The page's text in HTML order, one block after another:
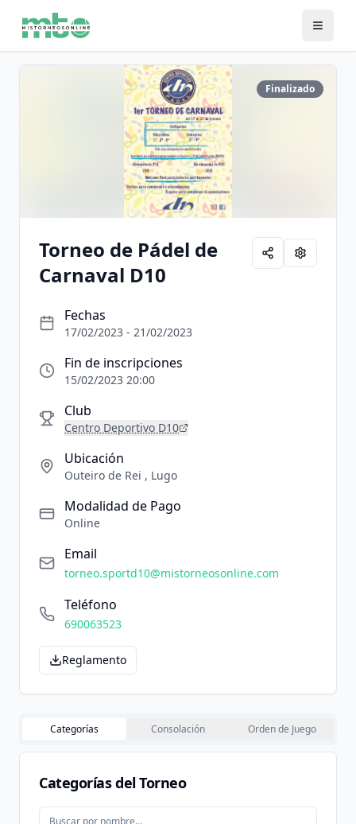
Finalizado
Torneo de Pádel de
Carnaval D10
Fechas
17/02/2023 - 21/02/2023
Fin de inscripciones
15/02/2023 20:00
Club
Centro Deportivo D10
Ubicación
Outeiro de Rei , Lugo
Modalidad de Pago
Online
Email
torneo.sportd10@mistorneosonline.com
Teléfono
690063523
Reglamento
Categorías Consolación Orden de Juego
Categorías del Torneo